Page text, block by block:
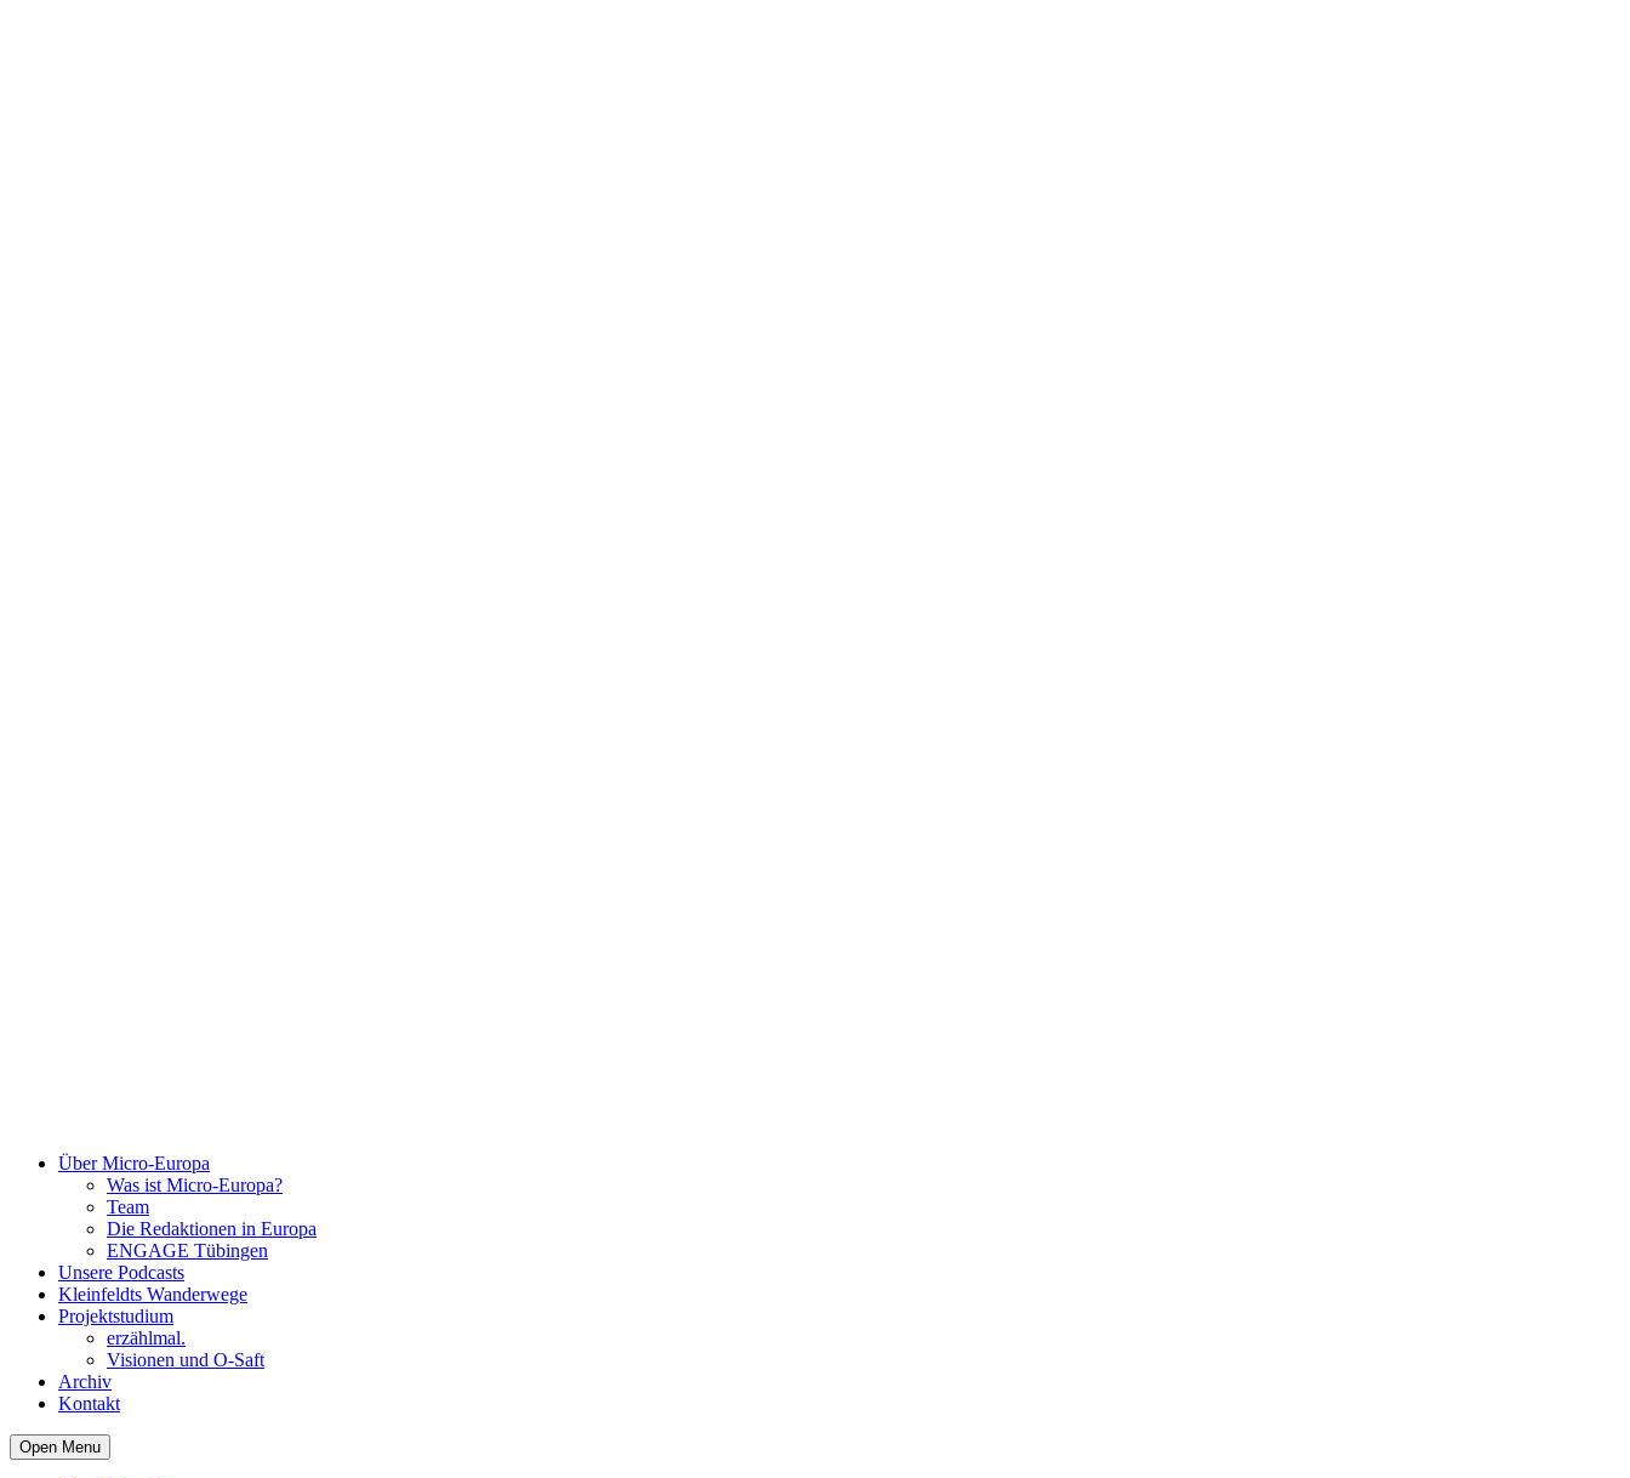
Über Micro-Europa
Was ist Micro-Europa?
Team
Die Redaktionen in Europa
ENGAGE Tübingen
Unsere Podcasts
Kleinfeldts Wanderwege
Projektstudium
erzählmal.
Visionen und O-Saft
Archiv
Kontakt
Open Menu